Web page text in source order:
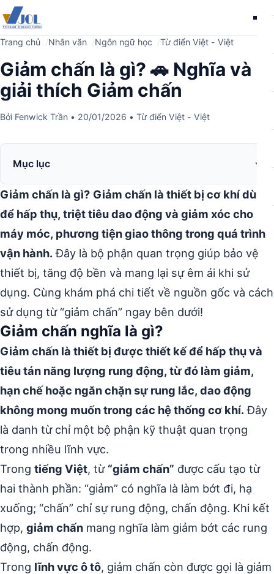
Trang chủ Nhân văn Ngôn ngữ học Từ điển Việt - Việt
Giảm chấn là gì? 🚗 Nghĩa và
giải thích Giảm chấn
Bởi Fenwick Trần • 20/01/2026 • Từ điển Việt - Việt
Mục lục
Giảm chấn là gì? Giảm chấn là thiết bị cơ khí dùng
để hấp thụ, triệt tiêu dao động và giảm xóc cho
máy móc, phương tiện giao thông trong quá trình
vận hành.Đây là bộ phận quan trọng giúp bảo vệ
thiết bị, tăng độ bền và mang lại sự êm ái khi sử
dụng. Cùng khám phá chi tiết về nguồn gốc và cách
sử dụng từ “giảm chấn” ngay bên dưới!
Giảm chấn nghĩa là gì?
Giảm chấn là thiết bị được thiết kế để hấp thụ và
tiêu tán năng lượng rung động, từ đó làm giảm,
hạn chế hoặc ngăn chặn sự rung lắc, dao động
không mong muốn trong các hệ thống cơ khí.Đây
là danh từ chỉ một bộ phận kỹ thuật quan trọng
trong nhiều lĩnh vực.
Trong tiếng Việt, từ “giảm chấn” được cấu tạo từ
hai thành phần: “giảm” có nghĩa là làm bớt đi, hạ
xuống; “chấn” chỉ sự rung động, chấn động. Khi kết
hợp, giảm chấn mang nghĩa làm giảm bớt các rung
động, chấn động.
Trong lĩnh vực ô tô, giảm chấn còn được gọi là giảm